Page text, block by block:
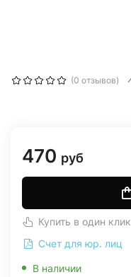
(0 отзывов)
470 руб
Купить в один клик
Счет для юр. лиц
В наличии